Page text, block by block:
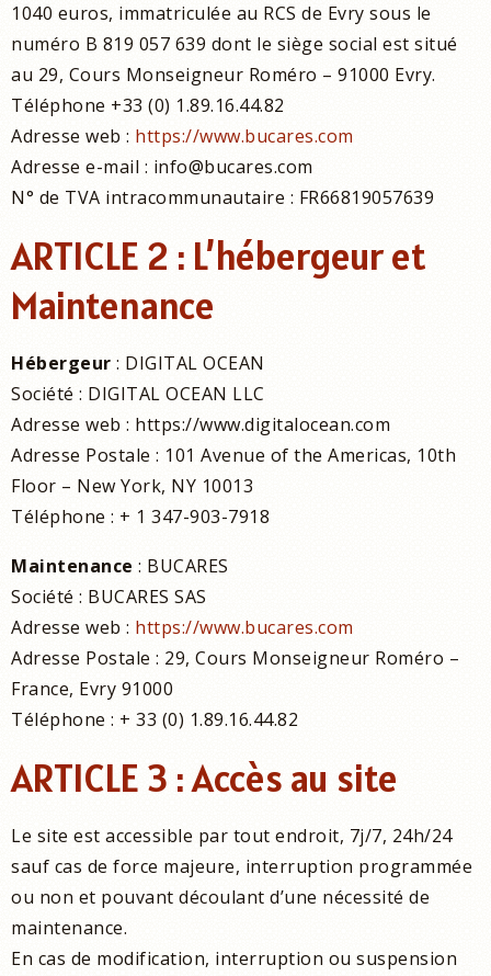
1040 euros, immatriculée au RCS de Evry sous le
numéro B 819 057 639 dont le siège social est situé
au 29, Cours Monseigneur Roméro – 91000 Evry.
Téléphone +33 (0) 1.89.16.44.82
Adresse web : https://www.bucares.com
Adresse e-mail : info@bucares.com
N° de TVA intracommunautaire : FR66819057639
ARTICLE 2 : L’hébergeur et
Maintenance
Hébergeur : DIGITAL OCEAN
Société : DIGITAL OCEAN LLC
Adresse web : https://www.digitalocean.com
Adresse Postale : 101 Avenue of the Americas, 10th
Floor – New York, NY 10013
Téléphone : + 1 347-903-7918
Maintenance : BUCARES
Société : BUCARES SAS
Adresse web : https://www.bucares.com
Adresse Postale : 29, Cours Monseigneur Roméro –
France, Evry 91000
Téléphone : + 33 (0) 1.89.16.44.82
ARTICLE 3 : Accès au site
Le site est accessible par tout endroit, 7j/7, 24h/24
sauf cas de force majeure, interruption programmée
ou non et pouvant découlant d’une nécessité de
maintenance.
En cas de modification, interruption ou suspension